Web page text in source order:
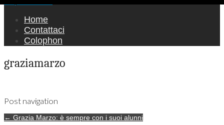
Home
Contattaci
Colophon
graziamarzo
Post navigation
← Grazia Marzo: è sempre con i suoi alunni